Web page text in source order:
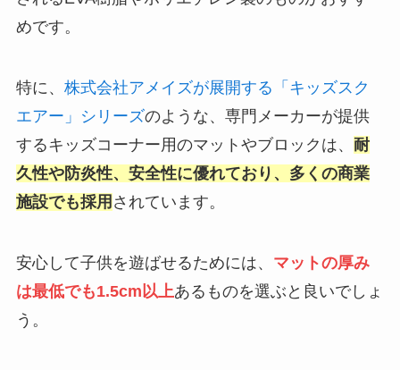
めです。
特に、 株式会社アメイズが展開する「キッズスク
エアー」シリーズのような、専門メーカーが提供
するキッズコーナー用のマットやブロックは、 耐
久性や防炎性、安全性に優れており、多くの商業
施設でも採用 されています。
安心して子供を遊ばせるためには、 マットの厚み
は最低でも1.5cm以上あるものを選ぶと良いでしょ
う。